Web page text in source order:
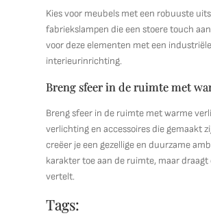
Kies voor meubels met een robuuste
fabriekslampen die een stoere touch
voor deze elementen met een
interieurinrichting.
Breng sfeer in de ruimte met
Breng sfeer in de ruimte met warme
verlichting en accessoires die gemaakt
creëer je een gezellige en duurzame
karakter toe aan de ruimte, maar
vertelt.
Tags: